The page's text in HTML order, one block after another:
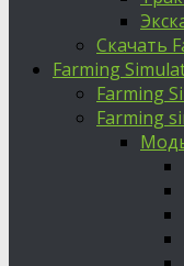
Скачать
Farming
Farming
Farming